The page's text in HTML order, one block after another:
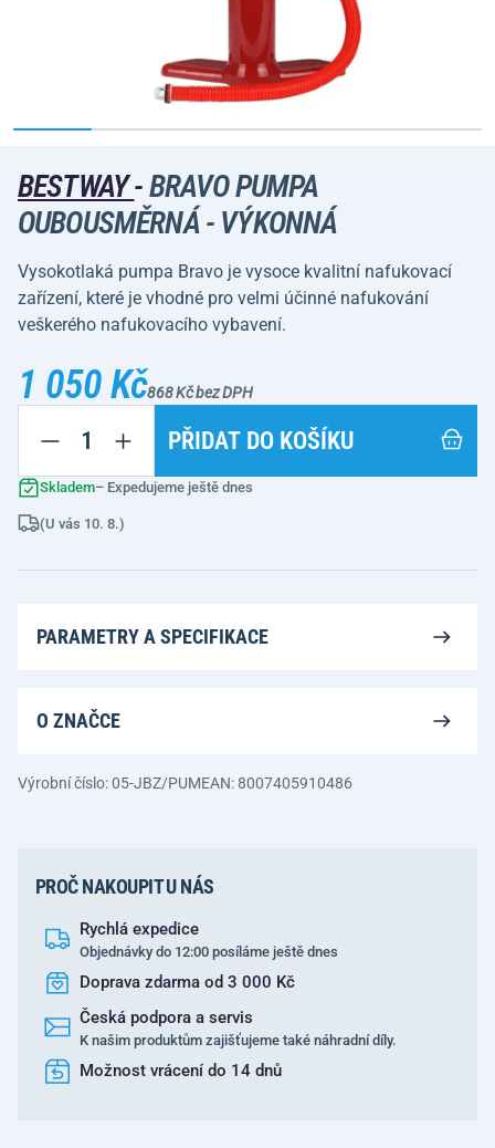
BESTWAY-BRAVO PUMPA
OUBOUSMĚRNÁ - VÝKONNÁ
Vysokotlaká pumpa Bravo je vysoce kvalitní nafukovací
zařízení, které je vhodné pro velmi účinné nafukování
veškerého nafukovacího vybavení.
1 050 Kč868 Kč bez DPH
PŘIDAT DO KOŠÍKU
Skladem– Expedujeme ještě dnes
(U vás 10. 8.)
PARAMETRY A SPECIFIKACE
O ZNAČCE
Výrobní číslo: 05-JBZ/PUMEAN: 8007405910486
PROČ NAKOUPIT U NÁS
Rychlá expedice
Objednávky do 12:00 posíláme ještě dnes
Doprava zdarma od 3 000 Kč
Česká podpora a servis
K našim produktům zajišťujeme také náhradní díly.
Možnost vrácení do 14 dnů